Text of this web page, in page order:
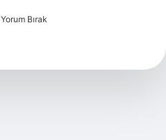
Yorum Bırak